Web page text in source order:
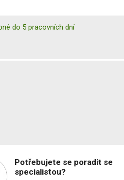
do 5 pracovních dní
Potřebujete se poradit se
specialistou?